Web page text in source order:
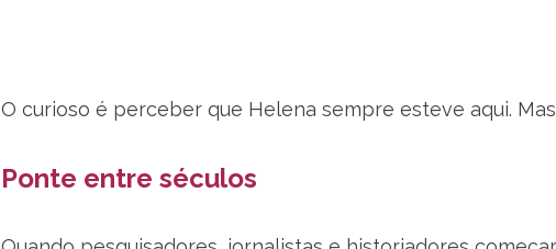
O curioso é perceber que Helena sempre esteve aqui.
Ponte entre séculos